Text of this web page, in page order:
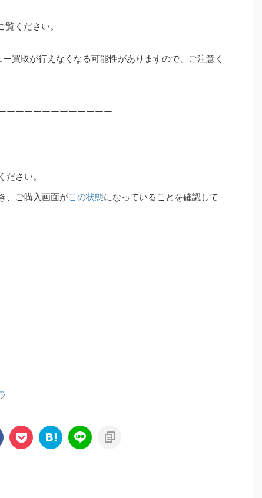
覧ください。
買取が行えなくなる可能性がありますので、ご注意く
ーーーーーーーーーーーー
さい。
、ご購入画面がこの状態になっていることを確認して